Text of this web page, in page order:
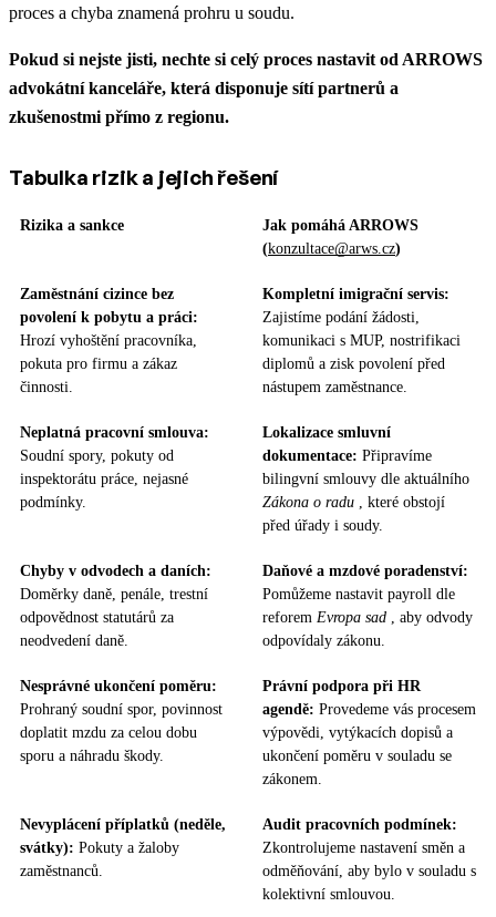
proces a chyba znamená prohru u soudu.
Pokud si nejste jisti, nechte si celý proces nastavit od ARROWS
advokátní kanceláře, která disponuje sítí partnerů a
zkušenostmi přímo z regionu.
Tabulka rizik a jejich řešení
Rizika a sankce
Jak pomáhá ARROWS
(konzultace@arws.cz)
Zaměstnání cizince bez
povolení k pobytu a práci:
Hrozí vyhoštění pracovníka,
pokuta pro firmu a zákaz
činnosti.
Kompletní imigrační servis:
Zajistíme podání žádosti,
komunikaci s MUP, nostrifikaci
diplomů a zisk povolení před
nástupem zaměstnance.
Neplatná pracovní smlouva:
Soudní spory, pokuty od
inspektorátu práce, nejasné
podmínky.
Lokalizace smluvní
dokumentace: Připravíme
bilingvní smlouvy dle aktuálního
Zákona o radu , které obstojí
před úřady i soudy.
Chyby v odvodech a daních:
Doměrky daně, penále, trestní
odpovědnost statutárů za
neodvedení daně.
Daňové a mzdové poradenství:
Pomůžeme nastavit payroll dle
reforem Evropa sad , aby odvody
odpovídaly zákonu.
Nesprávné ukončení poměru:
Prohraný soudní spor, povinnost
doplatit mzdu za celou dobu
sporu a náhradu škody.
Právní podpora při HR
agendě: Provedeme vás procesem
výpovědi, vytýkacích dopisů a
ukončení poměru v souladu se
zákonem.
Nevyplácení příplatků (neděle,
svátky): Pokuty a žaloby
zaměstnanců.
Audit pracovních podmínek:
Zkontrolujeme nastavení směn a
odměňování, aby bylo v souladu s
kolektivní smlouvou.